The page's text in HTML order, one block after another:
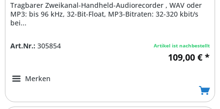
Tragbarer Zweikanal-Handheld-Audiorecorder , WAV oder
MP3: bis 96 kHz, 32-Bit-Float, MP3-Bitraten: 32-320 kbit/s
bei...
Art.Nr.: 305854 Artikel ist nachbestellt
109,00 € *
Merken